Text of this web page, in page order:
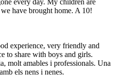
every day. My children are
have brought home. A 10!
experience, very friendly and
to share with boys and girls.
molt amables i professionals. Una
els nens i nenes.